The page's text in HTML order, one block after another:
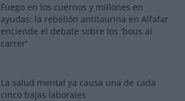
Fuego en los cuernos y millones en
ayudas: la rebelión antitaurina en Alfafar
enciende el debate sobre los 'bous al
carrer'
La salud mental ya causa una de cada
cinco bajas laborales